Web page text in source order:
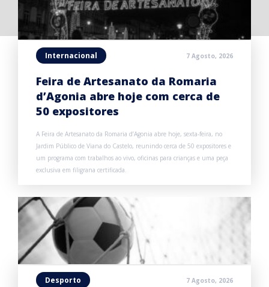
Internacional 7 Agosto, 2026
Feira de Artesanato da Romaria
d’Agonia abre hoje com cerca de
50 expositores
A Feira de Artesanato da Romaria d’Agonia abre hoje, sexta-feira, no
Jardim Público de Viana do Castelo, reunindo cerca de 50 expositores e
um programa com trabalhos ao vivo, oficinas para crianças e uma peça
exclusiva em filigrana certificada.
Desporto 7 Agosto, 2026